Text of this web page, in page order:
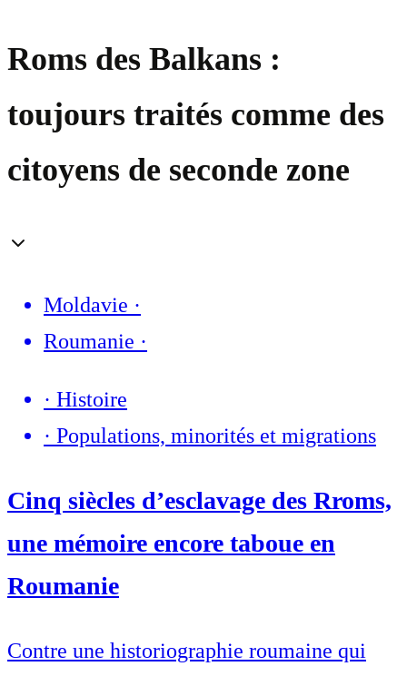
Roms des Balkans :
toujours traités comme des
citoyens de seconde zone
Moldavie ·
Roumanie ·
· Histoire
· Populations, minorités et migrations
Cinq siècles d’esclavage des Rroms,
une mémoire encore taboue en
Roumanie
Contre une historiographie roumaine qui